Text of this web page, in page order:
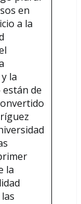
en
a la
la
de
la